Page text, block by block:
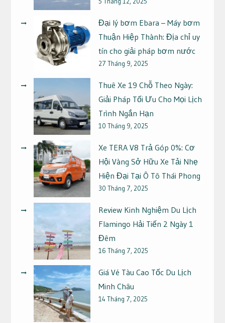
Đại lý bơm Ebara – Máy bơm
Thuận Hiệp Thành: Địa chỉ uy
tín cho giải pháp bơm nước
27 Tháng 9, 2025
Thuê Xe 19 Chỗ Theo Ngày:
Giải Pháp Tối Ưu Cho Mọi Lịch
Trình Ngắn Hạn
10 Tháng 9, 2025
Xe TERA V8 Trả Góp 0%: Cơ
Hội Vàng Sở Hữu Xe Tải Nhẹ
Hiện Đại Tại Ô Tô Thái Phong
30 Tháng 7, 2025
Review Kinh Nghiệm Du Lịch
Flamingo Hải Tiến 2 Ngày 1
Đêm
16 Tháng 7, 2025
Giá Vé Tàu Cao Tốc Du Lịch
Minh Châu
14 Tháng 7, 2025